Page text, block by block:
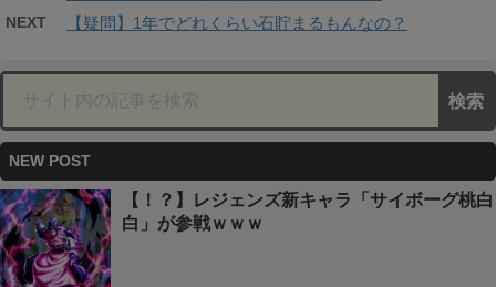
NEXT 【疑問】1年でどれくらい石貯まるもんなの？
NEW POST
【！？】レジェンズ新キャラ「サイボーグ桃白
白」が参戦ｗｗｗ